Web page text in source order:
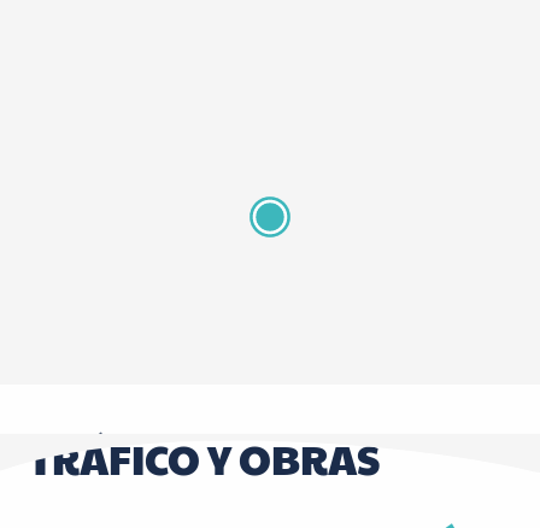
Centre d'exposition du Château de Tours
TRÁFICO Y OBRAS